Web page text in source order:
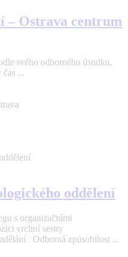
– Ostrava centrum
svého odborného úsudku,
čas ...
oddělení
s organizačními
vrchní sestry
Odborná způsobilost ...